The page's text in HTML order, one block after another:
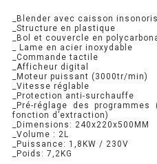
MEUBLE À PIZZA
MEUBLE À PIZZA
PRÉSENTOIR À
PROFONDEUR 300
PROFONDEUR 400
_Blender avec caisson
_Structure en plastique
_Bol et couvercle en
_ Lame en acier inoxydable
_Commande tactile
_Afficheur digital
_Moteur puissant (3000tr/min)
_Vitesse réglable
_Protection anti-surchauffe
_Pré-réglage des
fonction d’extraction)
_Dimensions: 240x220x500MM
_Volume : 2L
_Puissance: 1,8KW / 230V
_Poids: 7,2KG